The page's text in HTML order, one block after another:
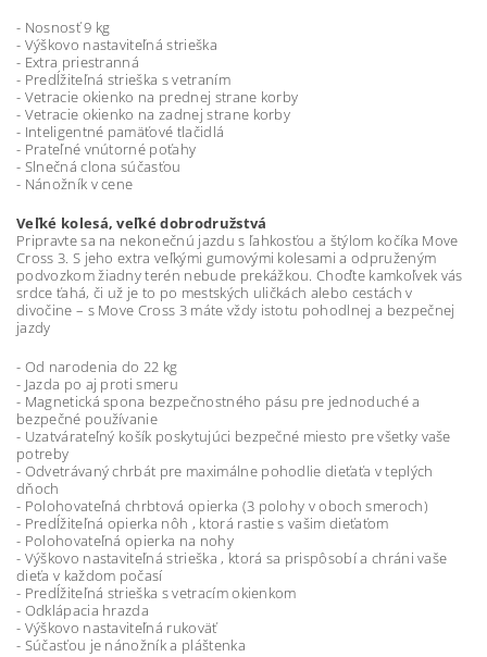
- Nosnosť 9 kg
- Výškovo nastaviteľná strieška
- Extra priestranná
- Predĺžiteľná strieška s vetraním
- Vetracie okienko na prednej strane korby
- Vetracie okienko na zadnej strane korby
- Inteligentné pamäťové tlačidlá
- Prateľné vnútorné poťahy
- Slnečná clona súčasťou
- Nánožník v cene
Veľké kolesá, veľké dobrodružstvá
Pripravte sa na nekonečnú jazdu s ľahkosťou a štýlom kočíka Move
Cross 3. S jeho extra veľkými gumovými kolesami a odpruženým
podvozkom žiadny terén nebude prekážkou. Choďte kamkoľvek vás
srdce ťahá, či už je to po mestských uličkách alebo cestách v
divočine – s Move Cross 3 máte vždy istotu pohodlnej a bezpečnej
jazdy
- Od narodenia do 22 kg
- Jazda po aj proti smeru
- Magnetická spona bezpečnostného pásu pre jednoduché a
bezpečné používanie
- Uzatvárateľný košík poskytujúci bezpečné miesto pre všetky vaše
potreby
- Odvetrávaný chrbát pre maximálne pohodlie dieťaťa v teplých
dňoch
- Polohovateľná chrbtová opierka (3 polohy v oboch smeroch)
- Predĺžiteľná opierka nôh , ktorá rastie s vašim dieťaťom
- Polohovateľná opierka na nohy
- Výškovo nastaviteľná strieška , ktorá sa prispôsobí a chráni vaše
dieťa v každom počasí
- Predĺžiteľná strieška s vetracím okienkom
- Odklápacia hrazda
- Výškovo nastaviteľná rukoväť
- Súčasťou je nánožník a pláštenka